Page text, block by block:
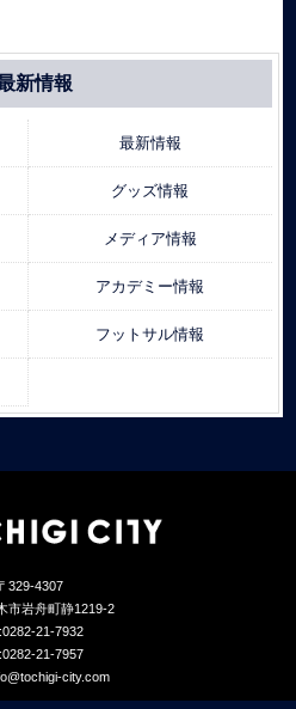
新情報
最新情報
グッズ情報
メディア情報
アカデミー情報
フットサル情報
329-4307
市岩舟町静1219-2
21-7932
21-7957
city.com